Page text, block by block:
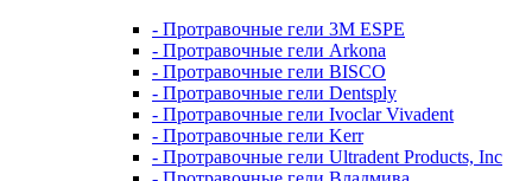
- Протравочные гели 3М ESPE
- Протравочные гели Arkona
- Протравочные гели BISCO
- Протравочные гели Dentsply
- Протравочные гели Ivoclar Vivadent
- Протравочные гели Kerr
- Протравочные гели Ultradent Products, Inc